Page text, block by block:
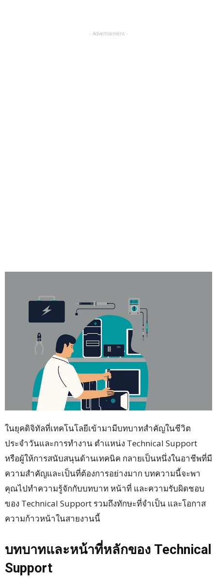
- Advertisement -
ในยุคดิจิทัลที่เทคโนโลยีเข้ามามีบทบาทสำคัญในชีวิต
ประจำวันและการทำงาน ตำแหน่ง Technical Support
หรือผู้ให้การสนับสนุนด้านเทคนิค กลายเป็นหนึ่งในอาชีพที่มี
ความสำคัญและเป็นที่ต้องการอย่างมาก บทความนี้จะพา
คุณไปทำความรู้จักกับบทบาท หน้าที่ และความรับผิดชอบ
ของ Technical Support รวมถึงทักษะที่จำเป็น และโอกาส
ความก้าวหน้าในสายงานนี้
บทบาทและหน้าที่หลักของ Technical
Support